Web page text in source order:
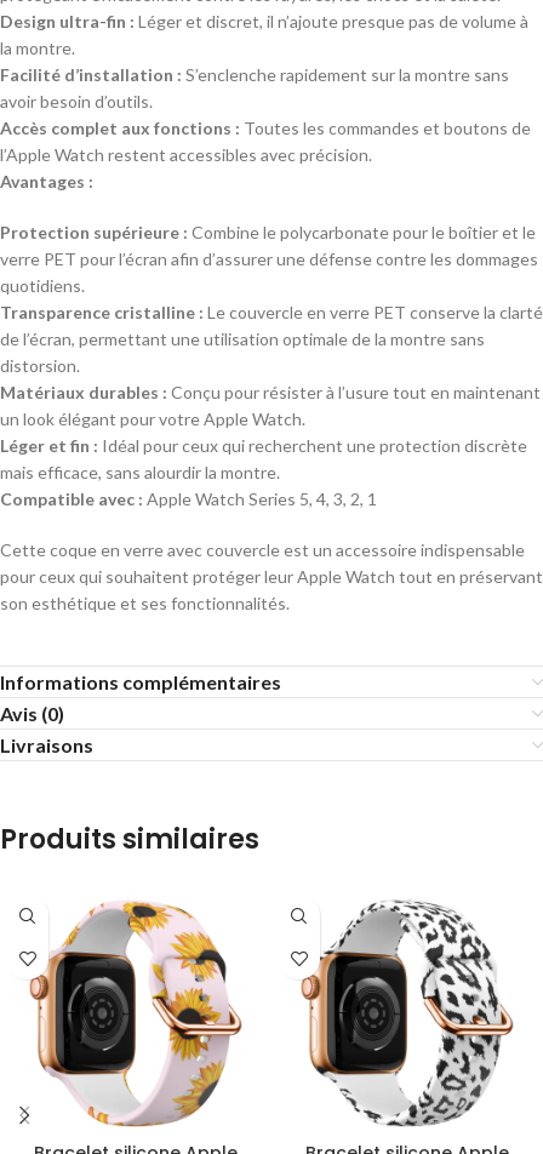
Design ultra-fin : Léger et discret, il n’ajoute presque pas de volume à
la montre.
Facilité d’installation : S’enclenche rapidement sur la montre sans
avoir besoin d’outils.
Accès complet aux fonctions : Toutes les commandes et boutons de
l’Apple Watch restent accessibles avec précision.
Avantages :
Protection supérieure : Combine le polycarbonate pour le boîtier et le
verre PET pour l’écran afin d’assurer une défense contre les dommages
quotidiens.
Transparence cristalline : Le couvercle en verre PET conserve la clarté
de l’écran, permettant une utilisation optimale de la montre sans
distorsion.
Matériaux durables : Conçu pour résister à l’usure tout en maintenant
un look élégant pour votre Apple Watch.
Léger et fin : Idéal pour ceux qui recherchent une protection discrète
mais efficace, sans alourdir la montre.
Compatible avec : Apple Watch Series 5, 4, 3, 2, 1
Cette coque en verre avec couvercle est un accessoire indispensable
pour ceux qui souhaitent protéger leur Apple Watch tout en préservant
son esthétique et ses fonctionnalités.
Informations complémentaires
Avis (0)
Livraisons
Produits similaires